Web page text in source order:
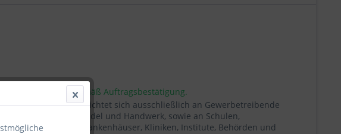
Lieferzeit gemäß Auftragsbestätigung.
Unser Angebot richtet sich ausschließlich an Gewerbetreibende
in Industrie, Handel und Handwerk, sowie an Schulen,
Laboratorien, Krankenhäuser, Kliniken, Institute, Behörden und